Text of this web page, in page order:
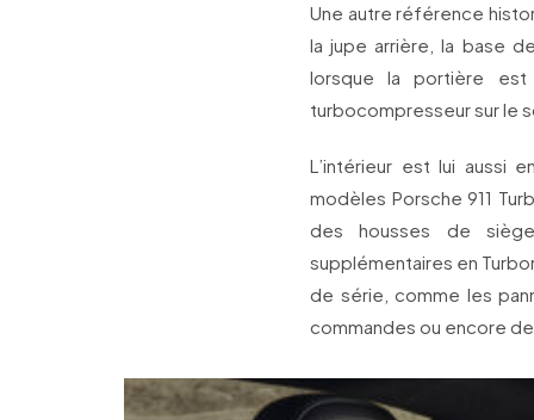
Une autre référence
la jupe arrière, la base
lorsque la portière est
turbocompresseur sur le
L’intérieur est lui aussi
modèles Porsche 911
des housses de
supplémentaires en
de série, comme les
commandes ou encore